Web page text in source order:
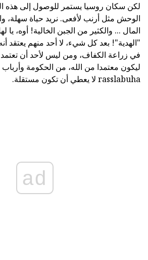
لكن سكان روسيا يستمر للوصول إلى هذه
الوحش مثل أرنب لأفعى. نريد حياة سهلة،
المال ... والكثير من الجبن الخالية! أوه، يا
"الهدية"! بعد كل شيء، لا أحد منهم يعتقد
في زراعة الكفاف، ومن ليس لأحد أن
ليكون معتمدا من الله، من الحكومة
rasslabuha لا يعطي أن تكون مستقلة.
ad